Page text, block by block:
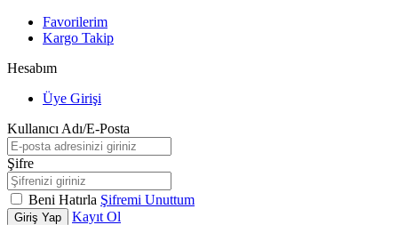
Favorilerim
Kargo Takip
Hesabım
Üye Girişi
Kullanıcı Adı/E-Posta
Şifre
Beni Hatırla Şifremi Unuttum
Giriş Yap
Kayıt Ol